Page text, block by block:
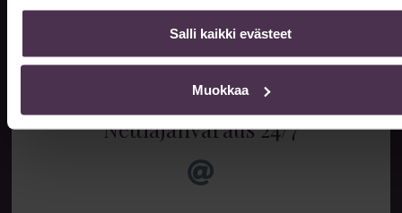
Salli kaikki evästeet
Muokkaa
014 522 511
Nettiajanvaraus 24/7